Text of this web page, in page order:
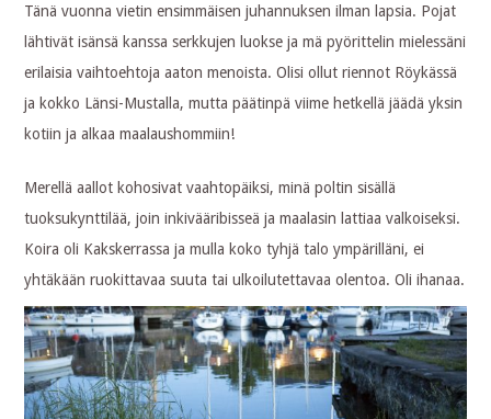
Tänä vuonna vietin ensimmäisen juhannuksen ilman lapsia. Pojat
lähtivät isänsä kanssa serkkujen luokse ja mä pyörittelin mielessäni
erilaisia vaihtoehtoja aaton menoista. Olisi ollut riennot Röykässä
ja kokko Länsi-Mustalla, mutta päätinpä viime hetkellä jäädä yksin
kotiin ja alkaa maalaushommiin!
Merellä aallot kohosivat vaahtopäiksi, minä poltin sisällä
tuoksukynttilää, join inkivääribisseä ja maalasin lattiaa valkoiseksi.
Koira oli Kakskerrassa ja mulla koko tyhjä talo ympärilläni, ei
yhtäkään ruokittavaa suuta tai ulkoilutettavaa olentoa. Oli ihanaa.